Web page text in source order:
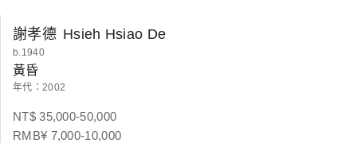
謝孝德 Hsieh Hsiao De
b.1940
黃昏
年代：2002
NT$ 35,000-50,000
RMB¥ 7,000-10,000